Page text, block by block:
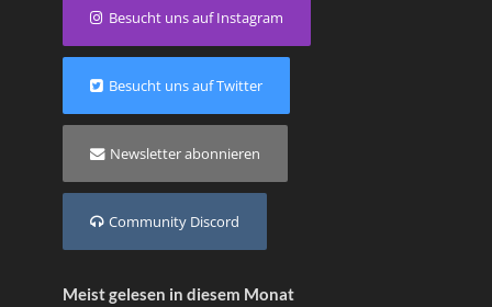
Besucht uns auf Instagram
Besucht uns auf Twitter
Newsletter abonnieren
Community Discord
Meist gelesen in diesem Monat